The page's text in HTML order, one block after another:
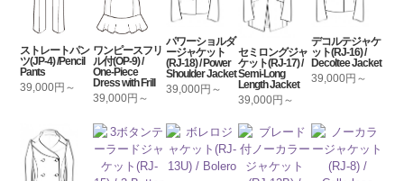
ストレートパン
ツ(JP-4) /Pencil
Pants
39,000円～
ワンピースフリ
ル付(OP-9) /
One-Piece
Dress with Frill
39,000円～
パワーショルダ
ージャケット
(RJ-18) / Power
Shoulder Jacket
39,000円～
セミロングジャ
ケット(RJ-17) /
Semi-Long
Length Jacket
39,000円～
デコルテジャケ
ット(RJ-16) /
Decoltee Jacket
39,000円～